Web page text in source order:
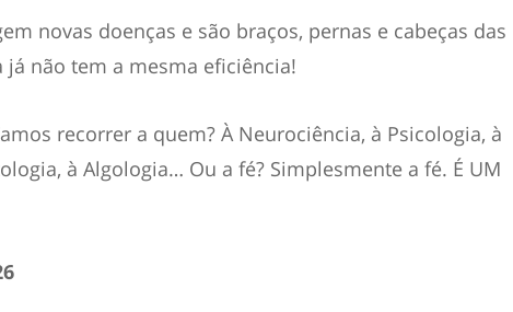
novas doenças e são braços, pernas e cabeças das
já não tem a mesma eficiência!
recorrer a quem? À Neurociência, à Psicologia, à
à Algologia… Ou a fé? Simplesmente a fé. É UM